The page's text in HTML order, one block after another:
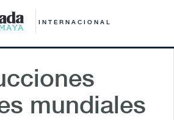
INTERNACIONAL
mundiales